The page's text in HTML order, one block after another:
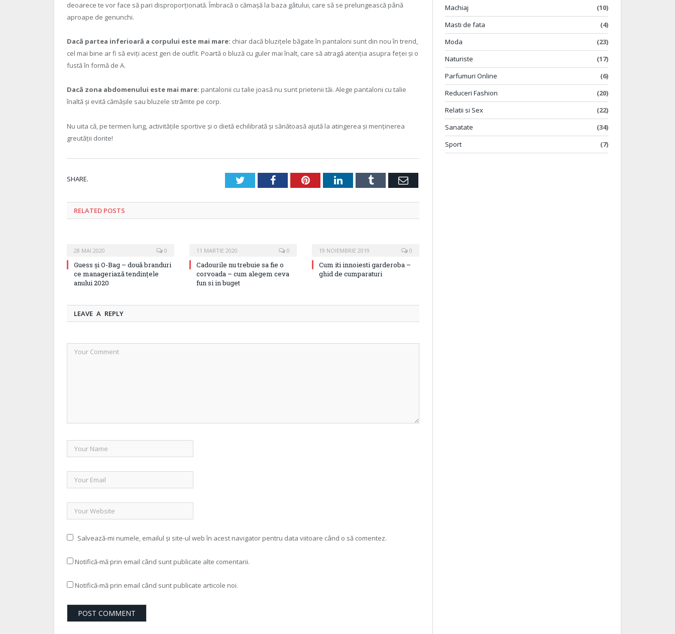
deoarece te vor face să pari disproporționată. Îmbracă o cămașă la baza gâtului, care să se prelungească până
aproape de genunchi.
Dacă partea inferioară a corpului este mai mare: chiar dacă bluzițele băgate în pantaloni sunt din nou în trend,
cel mai bine ar fi să eviți acest gen de outfit. Poartă o bluză cu guler mai înalt, care să atragă atenția asupra feței și o
fustă în formă de A.
Dacă zona abdomenului este mai mare: pantalonii cu talie joasă nu sunt prietenii tăi. Alege pantaloni cu talie
înaltă și evită cămășile sau bluzele strâmte pe corp.
Nu uita că, pe termen lung, activitățile sportive și o dietă echilibrată și sănătoasă ajută la atingerea și menținerea
greutății dorite!
SHARE. TwitterFacebookPinterestLinkedInTumblr Email
RELATED POSTS
28 MAI 2020 0
Guess și O-Bag – două branduri
ce manageriază tendințele
anului 2020
11 MARTIE 2020 0
Cadourile nu trebuie sa fie o
corvoada – cum alegem ceva
fun si in buget
19 NOIEMBRIE 2019 0
Cum iti innoiesti garderoba –
ghid de cumparaturi
LEAVE A REPLY
Salvează-mi numele, emailul și site-ul web în acest navigator pentru data viitoare când o să comentez.
Notifică-mă prin email când sunt publicate alte comentarii.
Notifică-mă prin email când sunt publicate articole noi.
Machiaj
(10)
Masti de fata
(4)
Moda
(23)
Naturiste
(17)
Parfumuri Online
(6)
Reduceri Fashion
(20)
Relatii si Sex
(22)
Sanatate
(34)
Sport
(7)